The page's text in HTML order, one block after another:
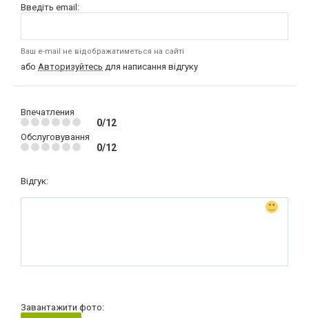
Введіть email:
Ваш e-mail не відображатиметься на сайті
або Авторизуйтесь для написання відгуку
Впечатления
0/12
Обслуговування
0/12
Відгук:
Завантажити фото: